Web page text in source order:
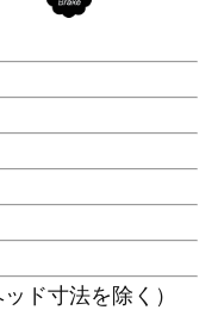
ド寸法を除く）